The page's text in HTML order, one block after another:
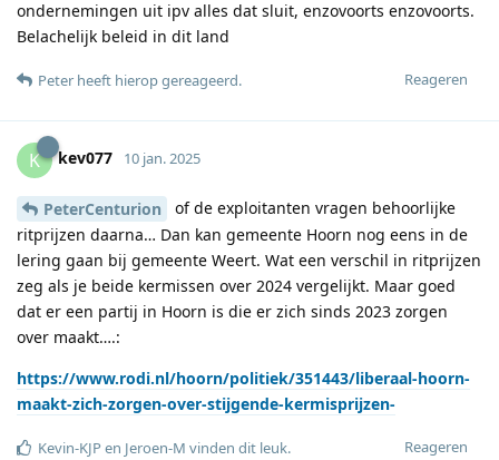
ondernemingen uit ipv alles dat sluit, enzovoorts enzovoorts.
Belachelijk beleid in dit land
Reageren
Peter heeft hierop gereageerd.
K kev077 10 jan. 2025
PeterCenturion
of de exploitanten vragen behoorlijke
ritprijzen daarna… Dan kan gemeente Hoorn nog eens in de
lering gaan bij gemeente Weert. Wat een verschil in ritprijzen
zeg als je beide kermissen over 2024 vergelijkt. Maar goed
dat er een partij in Hoorn is die er zich sinds 2023 zorgen
over maakt….:
https://www.rodi.nl/hoorn/politiek/351443/liberaal-hoorn-
maakt-zich-zorgen-over-stijgende-kermisprijzen-
Reageren
Kevin-KJPen Jeroen-M vinden dit leuk.